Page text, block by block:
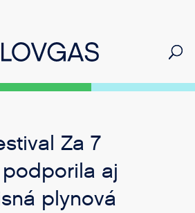
Za 7
podporila aj
plynová